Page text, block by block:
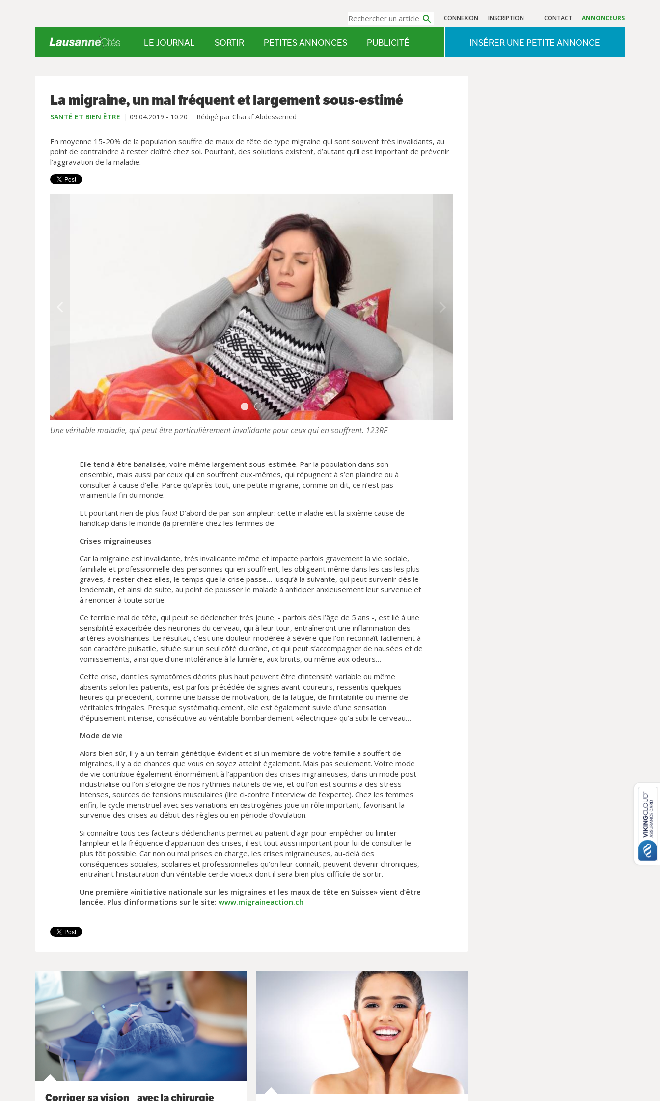
CONTACT ANNONCEURS
CONNEXION INSCRIPTION
LE JOURNAL SORTIR PETITES ANNONCES PUBLICITÉ INSÉRER UNE PETITE ANNONCE
La migraine, un mal fréquent et largement sous-estimé
SANTÉ ET BIEN ÊTRE 09.04.2019 - 10:20 Rédigé par Charaf Abdessemed
En moyenne 15-20% de la population souffre de maux de tête de type migraine qui sont souvent très invalidants, au
point de contraindre à rester cloîtré chez soi. Pourtant, des solutions existent, d’autant qu’il est important de prévenir
l’aggravation de la maladie.
Une véritable maladie, qui peut être particulièrement invalidante pour ceux qui en souffrent. 123RF
Elle tend à être banalisée, voire même largement sous-estimée. Par la population dans son
ensemble, mais aussi par ceux qui en souffrent eux-mêmes, qui répugnent à s’en plaindre ou à
consulter à cause d’elle. Parce qu’après tout, une petite migraine, comme on dit, ce n’est pas
vraiment la fin du monde.
Et pourtant rien de plus faux! D’abord de par son ampleur: cette maladie est la sixième cause de
handicap dans le monde (la première chez les femmes de
Crises migraineuses
Car la migraine est invalidante, très invalidante même et impacte parfois gravement la vie sociale,
familiale et professionnelle des personnes qui en souffrent, les obligeant même dans les cas les plus
graves, à rester chez elles, le temps que la crise passe… Jusqu’à la suivante, qui peut survenir dès le
lendemain, et ainsi de suite, au point de pousser le malade à anticiper anxieusement leur survenue et
à renoncer à toute sortie.
Ce terrible mal de tête, qui peut se déclencher très jeune, - parfois dès l’âge de 5 ans -, est lié à une
sensibilité exacerbée des neurones du cerveau, qui à leur tour, entraîneront une inflammation des
artères avoisinantes. Le résultat, c’est une douleur modérée à sévère que l’on reconnaît facilement à
son caractère pulsatile, située sur un seul côté du crâne, et qui peut s’accompagner de nausées et de
vomissements, ainsi que d’une intolérance à la lumière, aux bruits, ou même aux odeurs…
Cette crise, dont les symptômes décrits plus haut peuvent être d’intensité variable ou même
absents selon les patients, est parfois précédée de signes avant-coureurs, ressentis quelques
heures qui précèdent, comme une baisse de motivation, de la fatigue, de l’irritabilité ou même de
véritables fringales. Presque systématiquement, elle est également suivie d’une sensation
d’épuisement intense, consécutive au véritable bombardement «électrique» qu’a subi le cerveau…
Mode de vie
Alors bien sûr, il y a un terrain génétique évident et si un membre de votre famille a souffert de
migraines, il y a de chances que vous en soyez atteint également. Mais pas seulement. Votre mode
de vie contribue également énormément à l’apparition des crises migraineuses, dans un mode post-
industrialisé où l’on s’éloigne de nos rythmes naturels de vie, et où l’on est soumis à des stress
intenses, sources de tensions musculaires (lire ci-contre l’interview de l’experte). Chez les femmes
enfin, le cycle menstruel avec ses variations en œstrogènes joue un rôle important, favorisant la
survenue des crises au début des règles ou en période d’ovulation.
Si connaître tous ces facteurs déclenchants permet au patient d’agir pour empêcher ou limiter
l’ampleur et la fréquence d’apparition des crises, il est tout aussi important pour lui de consulter le
plus tôt possible. Car non ou mal prises en charge, les crises migraineuses, au-delà des
conséquences sociales, scolaires et professionnelles qu’on leur connaît, peuvent devenir chroniques,
entraînant l’instauration d’un véritable cercle vicieux dont il sera bien plus difficile de sortir.
Une première «initiative nationale sur les migraines et les maux de tête en Suisse» vient d’être
lancée. Plus d’informations sur le site: www.migraineaction.ch
Corriger sa vision avec la chirurgie